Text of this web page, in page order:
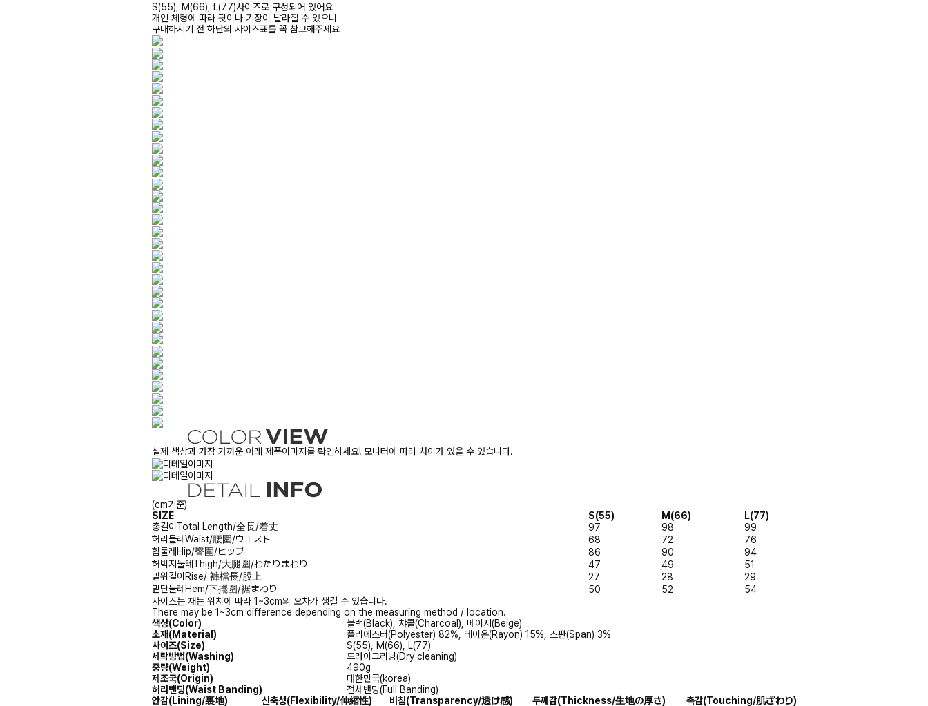
S(55), M(66), L(77)사이즈로 구성되어 있어요
개인 체형에 따라 핏이나 기장이 달라질 수 있으니
구매하시기 전 하단의 사이즈표를 꼭 참고해주세요
실제 색상과 가장 가까운 아래 제품이미지를 확인하세요! 모니터에 따라 차이가 있을 수 있습니다.
(cm기준)
SIZE
S(55) M(66)
L(77)
총길이 Total Length/全長/着丈 97 98
99
허리둘레Waist/腰圍/ウエスト 68 72
76
힙둘레 Hip/臀圍/ヒップ 86 90
94
허벅지둘레 Thigh/大腿圍/わたりまわり 47 49
51
밑위길이 Rise/ 褲檔長/股上 27 28
29
밑단둘레 Hem/下擺圍/裾まわり 50 52
54
사이즈는 재는 위치에 따라 1~3cm의 오차가 생길 수 있습니다.
There may be 1~3cm difference depending on the measuring method / location.
색상(Color)
블랙(Black), 챠콜(Charcoal), 베이지(Beige)
소재(Material)
폴리에스터(Polyester) 82%, 레이온(Rayon) 15%, 스판(Span) 3%
사이즈(Size)
S(55), M(66), L(77)
세탁방법(Washing)
드라이크리닝(Dry cleaning)
중량(Weight)
490g
제조국(Origin)
대한민국(korea)
허리밴딩(Waist Banding)
전체밴딩(Full Banding)
안감(Lining/裏地) 신축성(Flexibility/伸縮性) 비침(Transparency/透け感) 두께감(Thickness/生地の厚さ) 촉감(Touching/肌ざわり)